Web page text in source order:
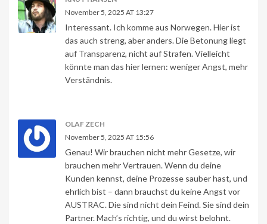
November 5, 2025 AT 13:27
Interessant. Ich komme aus Norwegen. Hier ist
das auch streng, aber anders. Die Betonung liegt
auf Transparenz, nicht auf Strafen. Vielleicht
könnte man das hier lernen: weniger Angst, mehr
Verständnis.
OLAF ZECH
November 5, 2025 AT 15:56
Genau! Wir brauchen nicht mehr Gesetze, wir
brauchen mehr Vertrauen. Wenn du deine
Kunden kennst, deine Prozesse sauber hast, und
ehrlich bist – dann brauchst du keine Angst vor
AUSTRAC. Die sind nicht dein Feind. Sie sind dein
Partner. Mach’s richtig, und du wirst belohnt.